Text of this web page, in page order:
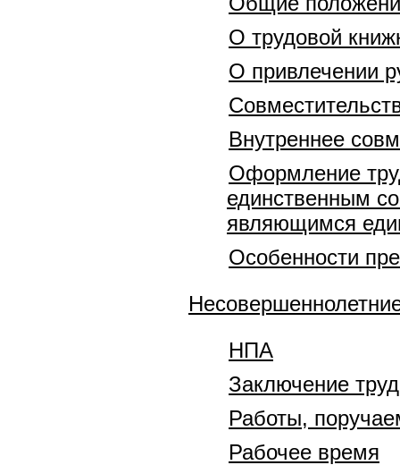
О трудовой
О привлечении
Внутреннее
Оформление
единственным
являющимся
Особенности
НПА
Заключение
Работы,
Рабочее время